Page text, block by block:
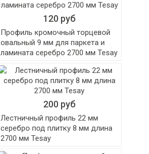
120 руб
Профиль кромочный торцевой
овальный 9 мм для паркета и
ламината серебро 2700 мм Tesay
200 руб
Лестничный профиль 22 мм
серебро под плитку 8 мм длина
2700 мм Tesay